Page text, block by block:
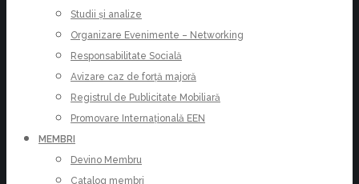
Studii și analize
Organizare Evenimente – Networking
Responsabilitate Socială
Avizare caz de forță majoră
Registrul de Publicitate Mobiliară
Promovare Internațională EEN
MEMBRI
Devino Membru
Catalog membri